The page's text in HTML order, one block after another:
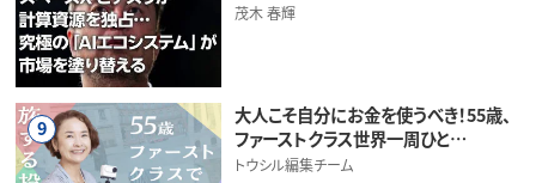
茂木 春輝
9
大人こそ自分にお金を使うべき！55歳、
ファーストクラス世界一周ひと…
トウシル編集チーム